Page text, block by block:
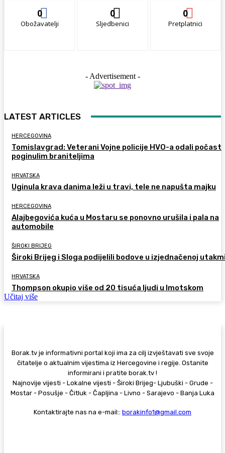
0
Obožavatelji
0
Sljedbenici
0
Pretplatnici
- Advertisement -
LATEST ARTICLES
HERCEGOVINA
Tomislavgrad: Veterani Vojne policije HVO-a odali počast
poginulim braniteljima
HRVATSKA
Uginula krava danima leži u travi, tele ne napušta majku
HERCEGOVINA
Alajbegovića kuća u Mostaru se ponovno urušila i pala na
automobile
ŠIROKI BRIJEG
Široki Brijeg i Sloga podijelili bodove u izjednačenoj
HRVATSKA
Thompson okupio više od 20 tisuća ljudi u Imotskom
Učitaj više
Borak.tv je informativni portal koji ima za cilj izvještavati sve svoje
čitatelje o aktualnim vijestima iz Hercegovine i regije. Ostanite
informirani i pratite borak.tv !
Najnovije vijesti - Lokalne vijesti - Široki Brijeg- Ljubuški - Grude -
Mostar - Posušje - Čitluk - Čapljina - Livno - Sarajevo - Banja Luka
Kontaktirajte nas na e-mail:: borakinfo1@gmail.com